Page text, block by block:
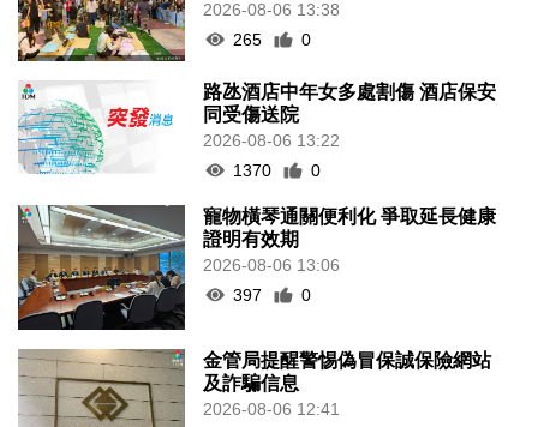
2026-08-06 13:38
265
0
路氹酒店中年女多處割傷 酒店保安
同受傷送院
2026-08-06 13:22
1370
0
寵物橫琴通關便利化 爭取延長健康
證明有效期
2026-08-06 13:06
397
0
金管局提醒警惕偽冒保誠保險網站
及詐騙信息
2026-08-06 12:41